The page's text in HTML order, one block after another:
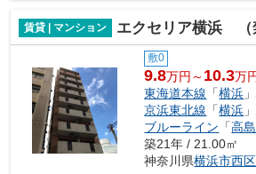
賃貸 | マンション エクセリア横浜 （
敷0
9.8万円～ 10.3万
東海道本線 「横浜
京浜東北線 「横浜
ブルーライン 「高
築21年 / 21.00㎡
神奈川県横浜市西区